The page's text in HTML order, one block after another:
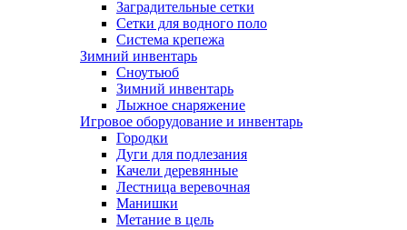
Заградительные сетки
Сетки для водного поло
Система крепежа
Зимний инвентарь
Сноутьюб
Зимний инвентарь
Лыжное снаряжение
Игровое оборудование и инвентарь
Городки
Дуги для подлезания
Качели деревянные
Лестница веревочная
Манишки
Метание в цель